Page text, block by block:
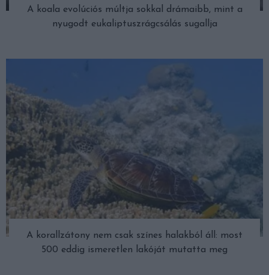
A koala evolúciós múltja sokkal drámaibb, mint a
nyugodt eukaliptuszrágcsálás sugallja
A korallzátony nem csak színes halakból áll: most
500 eddig ismeretlen lakóját mutatta meg